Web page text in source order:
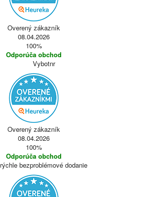
Overený zákazník
08.04.2026
100%
Odporúča obchod
Vybotnr
Overený zákazník
08.04.2026
100%
Odporúča obchod
rýchle bezproblémové dodanie